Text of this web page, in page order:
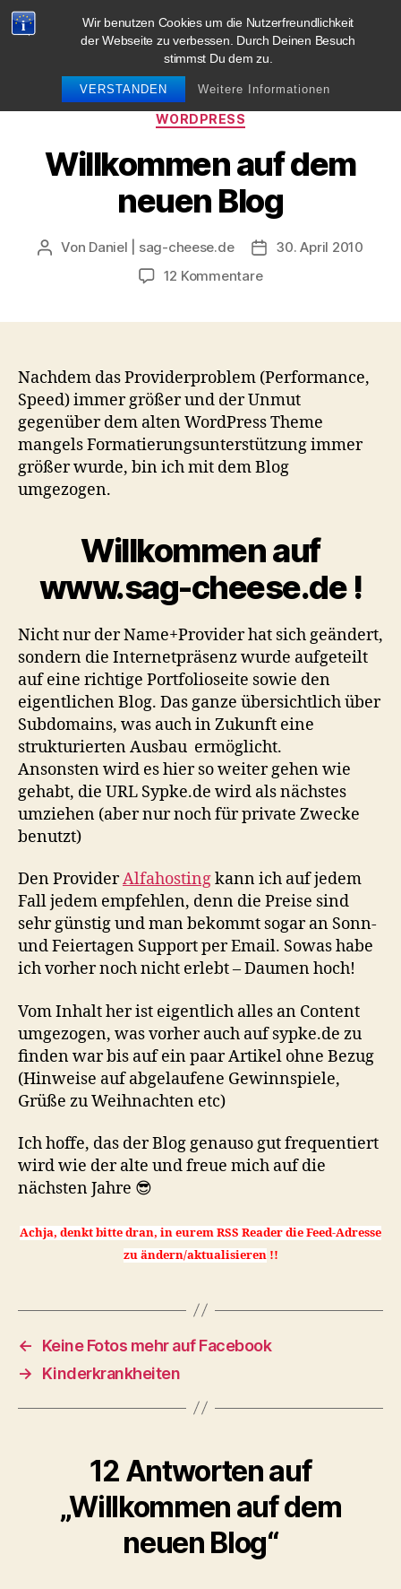
Wir benutzen Cookies um die Nutzerfreundlichkeit
der Webseite zu verbessen. Durch Deinen Besuch
stimmst Du dem zu.
VERSTANDEN Weitere Informationen
blog.sag-cheese.de
Kategorien
WORDPRESS
Willkommen auf dem
neuen Blog
Beitragsautor
Von Daniel | sag-cheese.de Beitragsdatum
30. April 2010
12 Kommentarezu
Blog
Nachdem das Providerproblem (Performance,
Speed) immer größer und der Unmut
gegenüber dem alten WordPress Theme
mangels Formatierungsunterstützung immer
größer wurde, bin ich mit dem Blog
umgezogen.
Willkommen auf
www.sag-cheese.de !
Nicht nur der Name+Provider hat sich geändert,
sondern die Internetpräsenz wurde aufgeteilt
auf eine richtige Portfolioseite sowie den
eigentlichen Blog. Das ganze übersichtlich über
Subdomains, was auch in Zukunft eine
strukturierten Ausbau ermöglicht.
Ansonsten wird es hier so weiter gehen wie
gehabt, die URL Sypke.de wird als nächstes
umziehen (aber nur noch für private Zwecke
benutzt)
Den ProviderAlfahostingkann ich auf jedem
Fall jedem empfehlen, denn die Preise sind
sehr günstig und man bekommt sogar an Sonn-
und Feiertagen Support per Email. Sowas habe
ich vorher noch nicht erlebt – Daumen hoch!
Vom Inhalt her ist eigentlich alles an Content
umgezogen, was vorher auch auf sypke.de zu
finden war bis auf ein paar Artikel ohne Bezug
(Hinweise auf abgelaufene Gewinnspiele,
Grüße zu Weihnachten etc)
Ich hoffe, das der Blog genauso gut frequentiert
wird wie der alte und freue mich auf die
nächsten Jahre 😎
Achja, denkt bitte dran, in eurem RSS Reader die Feed-Adresse
zu ändern/aktualisieren!!
←
Keine Fotos mehr auf Facebook
→
Kinderkrankheiten
12 Antworten auf
„Willkommen auf dem
neuen Blog“